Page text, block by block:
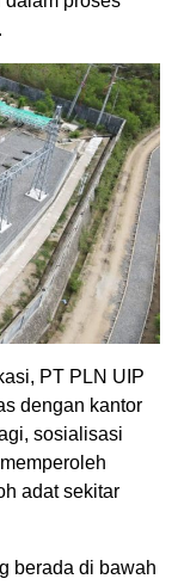
PT PLN UIP
dengan kantor
sosialisasi
adat sekitar
berada di bawah